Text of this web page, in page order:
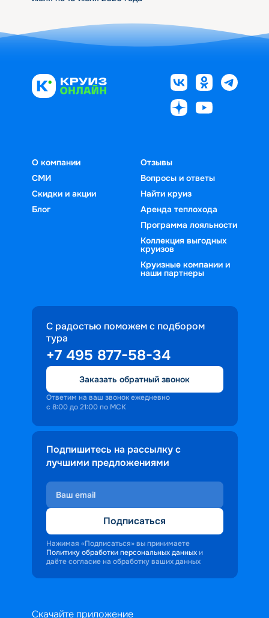
О компании
СМИ
Скидки и акции
Блог
Отзывы
Вопросы и ответы
Найти круиз
Аренда теплохода
Программа лояльности
Коллекция выгодных
круизов
Круизные компании и
наши партнеры
С радостью поможем с подбором
тура
+7 495 877-58-34
Заказать обратный звонок
Ответим на ваш звонок ежедневно
с 8:00 до 21:00 по МСК
Подпишитесь на рассылку с
лучшими предложениями
Подписаться
Нажимая «Подписаться» вы принимаете
Политику обработки персональных данных и
даёте согласие на обработку ваших данных
Скачайте приложение